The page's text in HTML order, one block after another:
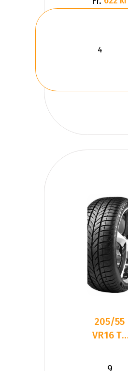
205/55
VR16 TL
4-